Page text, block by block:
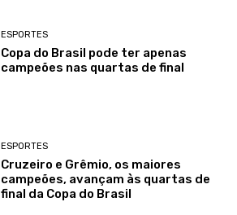
ESPORTES
Copa do Brasil pode ter apenas
campeões nas quartas de final
ESPORTES
Cruzeiro e Grêmio, os maiores
campeões, avançam às quartas de
final da Copa do Brasil